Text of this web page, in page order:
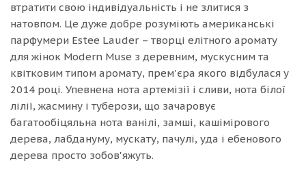
втратити свою індивідуальність і не злитися з
натовпом. Це дуже добре розуміють американські
парфумери Estee Lauder – творці елітного аромату
для жінок Modern Muse з деревним, мускусним та
квітковим типом аромату, прем'єра якого відбулася у
2014 році. Упевнена нота артемізії і сливи, нота білої
лілії, жасмину і туберози, що зачаровує
багатообіцяльна нота ванілі, замші, кашімірового
дерева, лабдануму, мускату, пачулі, уда і ебенового
дерева просто зобов'яжуть.